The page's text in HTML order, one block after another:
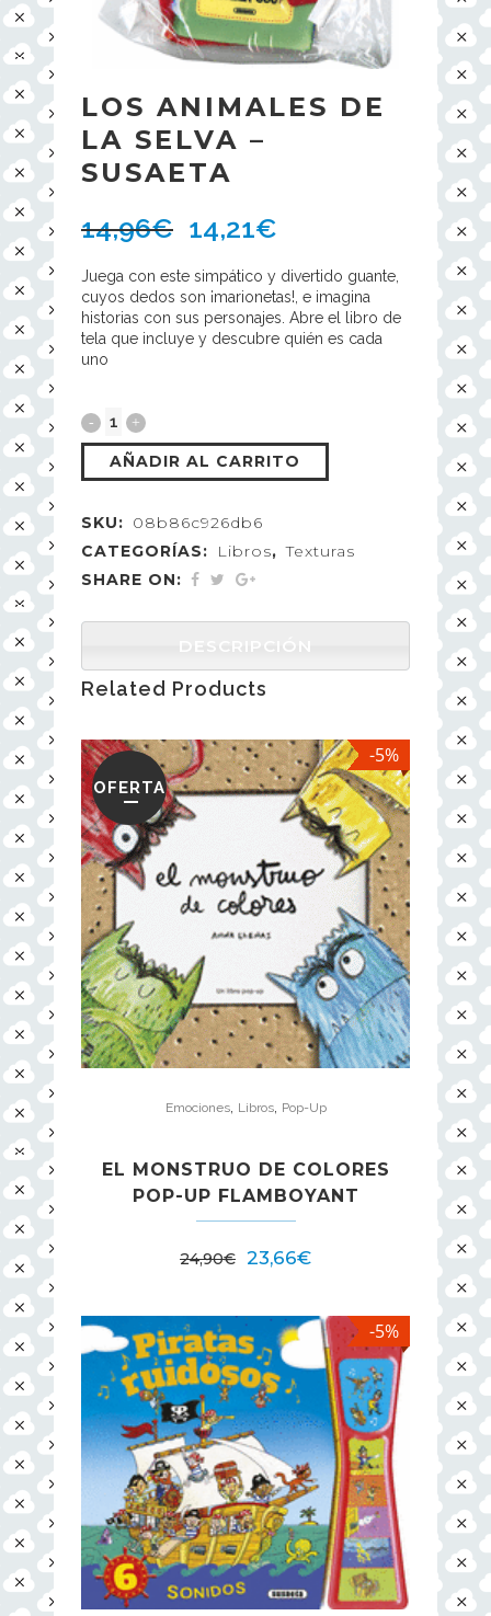
LOS ANIMALES DE
LA SELVA –
SUSAETA
14,96€ 14,21€
Juega con este simpático y divertido guante,
cuyos dedos son ¡marionetas!, e imagina
historias con sus personajes. Abre el libro de
tela que incluye y descubre quién es cada
uno
AÑADIR AL CARRITO
SKU: 08b86c926db6
CATEGORÍAS:
Libros, Texturas
SHARE ON:
DESCRIPCIÓN
Related Products
OFERTA
-5%
Emociones, Libros, Pop-Up
EL MONSTRUO DE COLORES
POP-UP FLAMBOYANT
24,90€ El
original
era:
24,90€.
23,66€El
actual
es:
23,66€.
-5%